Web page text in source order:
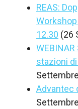
REAS:
12.30 (26
stazioni di
Advantec